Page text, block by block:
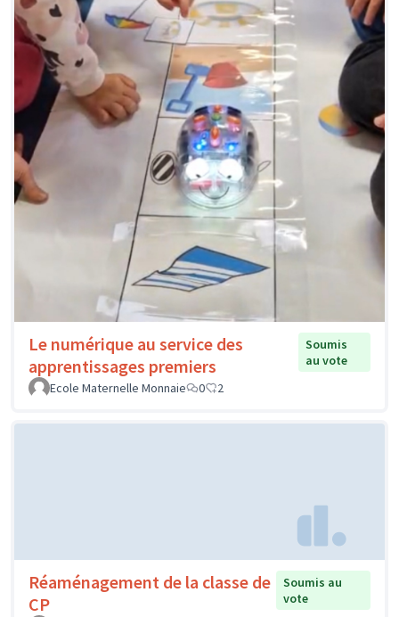
Le numérique au service des
apprentissages premiers
Soumis
au vote
Ecole Maternelle Monnaie
0 2
Réaménagement de la classe de
CP
Soumis au
vote